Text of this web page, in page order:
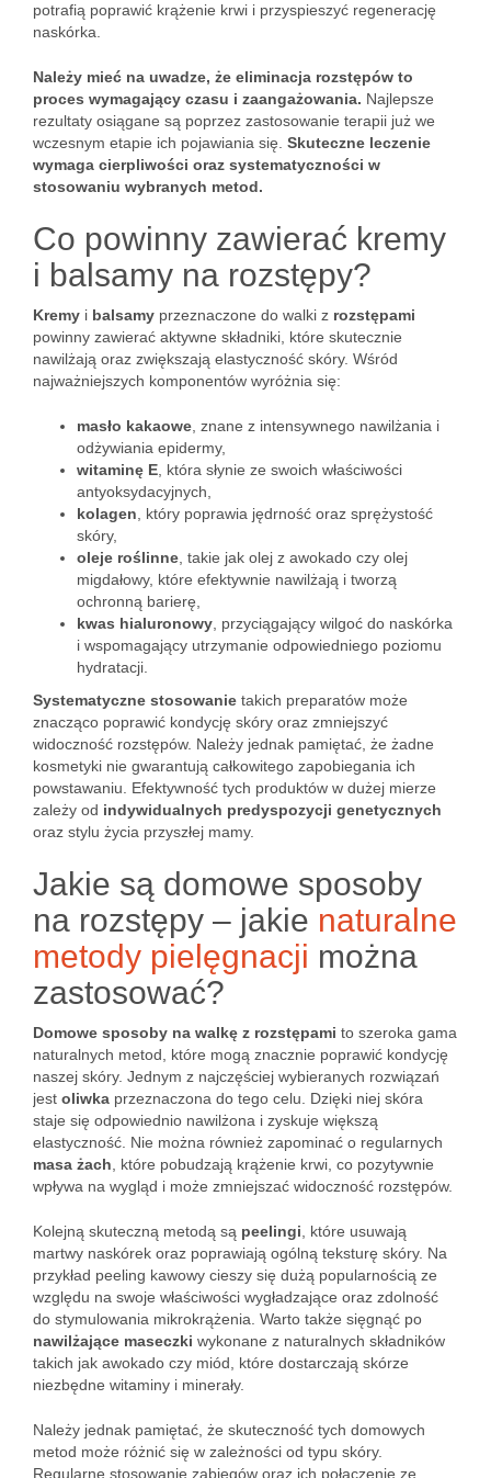
potrafią poprawić krążenie krwi i przyspieszyć regenerację
naskórka.
Należy mieć na uwadze, że eliminacja rozstępów to
proces wymagający czasu i zaangażowania. Najlepsze
rezultaty osiągane są poprzez zastosowanie terapii już we
wczesnym etapie ich pojawiania się. Skuteczne leczenie
wymaga cierpliwości oraz systematyczności w
stosowaniu wybranych metod.
Co powinny zawierać kremy
i balsamy na rozstępy?
Kremy i balsamy przeznaczone do walki z rozstępami
powinny zawierać aktywne składniki, które skutecznie
nawilżają oraz zwiększają elastyczność skóry. Wśród
najważniejszych komponentów wyróżnia się:
masło kakaowe , znane z intensywnego nawilżania i
odżywiania epidermy,
witaminę E , która słynie ze swoich właściwości
antyoksydacyjnych,
kolagen , który poprawia jędrność oraz sprężystość
skóry,
oleje roślinne , takie jak olej z awokado czy olej
migdałowy, które efektywnie nawilżają i tworzą
ochronną barierę,
kwas hialuronowy , przyciągający wilgoć do naskórka
i wspomagający utrzymanie odpowiedniego poziomu
hydratacji.
Systematyczne stosowanie takich preparatów może
znacząco poprawić kondycję skóry oraz zmniejszyć
widoczność rozstępów. Należy jednak pamiętać, że żadne
kosmetyki nie gwarantują całkowitego zapobiegania ich
powstawaniu. Efektywność tych produktów w dużej mierze
zależy od indywidualnych predyspozycji genetycznych
oraz stylu życia przyszłej mamy.
Jakie są domowe sposoby
na rozstępy – jakie naturalne
metody pielęgnacji można
zastosować?
Domowe sposoby na walkę z rozstępami to szeroka gama
naturalnych metod, które mogą znacznie poprawić kondycję
naszej skóry. Jednym z najczęściej wybieranych rozwiązań
jest oliwka przeznaczona do tego celu. Dzięki niej skóra
staje się odpowiednio nawilżona i zyskuje większą
elastyczność. Nie można również zapominać o regularnych
masa żach , które pobudzają krążenie krwi, co pozytywnie
wpływa na wygląd i może zmniejszać widoczność rozstępów.
Kolejną skuteczną metodą są peelingi , które usuwają
martwy naskórek oraz poprawiają ogólną teksturę skóry. Na
przykład peeling kawowy cieszy się dużą popularnością ze
względu na swoje właściwości wygładzające oraz zdolność
do stymulowania mikrokrążenia. Warto także sięgnąć po
nawilżające maseczki wykonane z naturalnych składników
takich jak awokado czy miód, które dostarczają skórze
niezbędne witaminy i minerały.
Należy jednak pamiętać, że skuteczność tych domowych
metod może różnić się w zależności od typu skóry.
Regularne stosowanie zabiegów oraz ich połączenie ze